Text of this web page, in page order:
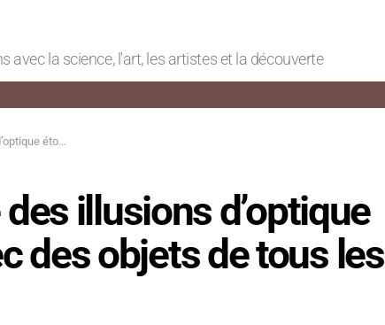
avec la science, l'art, les artistes et la découverte
de tous les jours
illusions d’optique
des objets de tous les